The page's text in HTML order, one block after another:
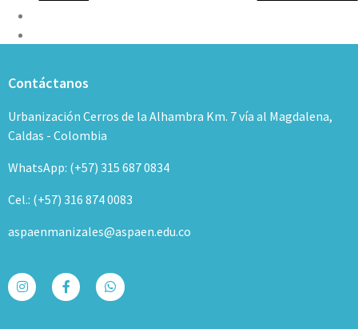
Contáctanos
Urbanización Cerros de la Alhambra Km. 7 vía al Magdalena,
Caldas - Colombia
WhatsApp: (+57) 315 687 0834
Cel.: (+57) 316 874 0083
aspaenmanizales@aspaen.edu.co